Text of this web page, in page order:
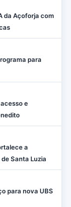
da Açoforja com
para
e
a
Santa Luzia
para nova UBS